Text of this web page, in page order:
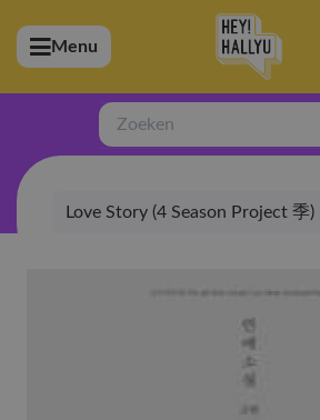
(Artiesten)
(Merchandise)
(Exclusive)
(Winkel)
Menu
Zoeken
Love Story (4 Season Project 季)